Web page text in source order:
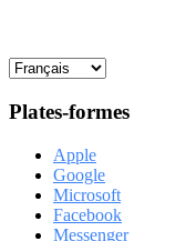
Plates-formes
Apple
Google
Microsoft
Facebook
Messenger